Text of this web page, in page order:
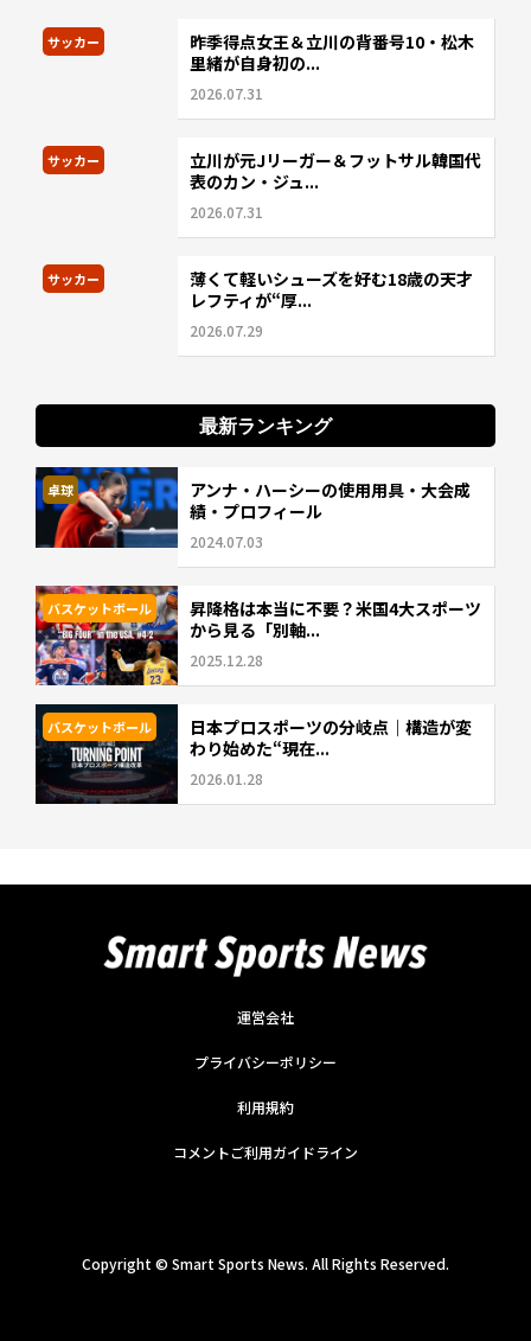
サッカー
昨季得点女王＆立川の背番号10・松木
里緒が自身初の...
2026.07.31
サッカー
立川が元Jリーガー＆フットサル韓国代
表のカン・ジュ...
2026.07.31
サッカー
薄くて軽いシューズを好む18歳の天才
レフティが“厚...
2026.07.29
最新ランキング
卓球
アンナ・ハーシーの使用用具・大会成
績・プロフィール
2024.07.03
バスケットボール
昇降格は本当に不要？米国4大スポーツ
から見る「別軸...
2025.12.28
バスケットボール
日本プロスポーツの分岐点｜構造が変
わり始めた“現在...
2026.01.28
運営会社
プライバシーポリシー
利用規約
コメントご利用ガイドライン
Copyright © Smart Sports News. All Rights Reserved.